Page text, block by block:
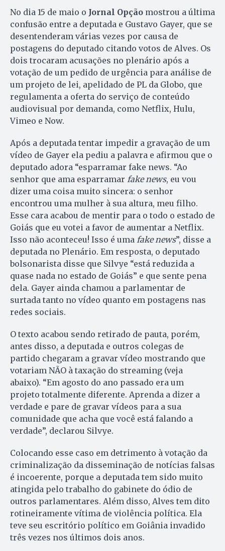
No dia 15 de maio o Jornal Opção mostrou a última
confusão entre a deputada e Gustavo Gayer, que se
desentenderam várias vezes por causa de
postagens do deputado citando votos de Alves. Os
dois trocaram acusações no plenário após a
votação de um pedido de urgência para análise de
um projeto de lei, apelidado de PL da Globo, que
regulamenta a oferta do serviço de conteúdo
audiovisual por demanda, como Netflix, Hulu,
Vimeo e Now.
Após a deputada tentar impedir a gravação de um
vídeo de Gayer ela pediu a palavra e afirmou que o
deputado adora “esparramar fake news. “Ao
senhor que ama esparramar fake news, eu vou
dizer uma coisa muito sincera: o senhor
encontrou uma mulher à sua altura, meu filho.
Esse cara acabou de mentir para o todo o estado de
Goiás que eu votei a favor de aumentar a Netflix.
Isso não aconteceu! Isso é uma fake news”, disse a
deputada no Plenário. Em resposta, o deputado
bolsonarista disse que Silvye “está reduzida a
quase nada no estado de Goiás” e que sente pena
dela. Gayer ainda chamou a parlamentar de
surtada tanto no vídeo quanto em postagens nas
redes sociais.
O texto acabou sendo retirado de pauta, porém,
antes disso, a deputada e outros colegas de
partido chegaram a gravar vídeo mostrando que
votariam NÃO à taxação do streaming (veja
abaixo). “Em agosto do ano passado era um
projeto totalmente diferente. Aprenda a dizer a
verdade e pare de gravar vídeos para a sua
comunidade que acha que você está falando a
verdade”, declarou Silvye.
Colocando esse caso em detrimento à votação da
criminalização da disseminação de notícias falsas
é incoerente, porque a deputada tem sido muito
atingida pelo trabalho do gabinete do ódio de
outros parlamentares. Além disso, Alves tem dito
rotineiramente vítima de violência política. Ela
teve seu escritório político em Goiânia invadido
três vezes nos últimos dois anos.